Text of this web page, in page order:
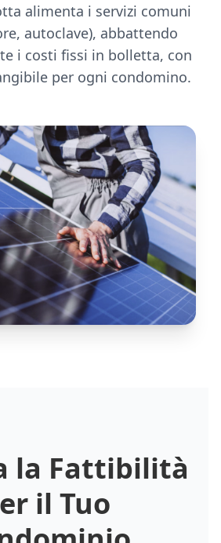
alimenta i servizi comuni
autoclave), abbattendo
i costi fissi in bolletta, con
per ogni condomino.
la Fattibilità
il Tuo